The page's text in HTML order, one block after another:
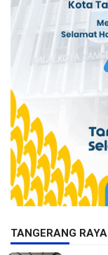
TANGERANG RAYA